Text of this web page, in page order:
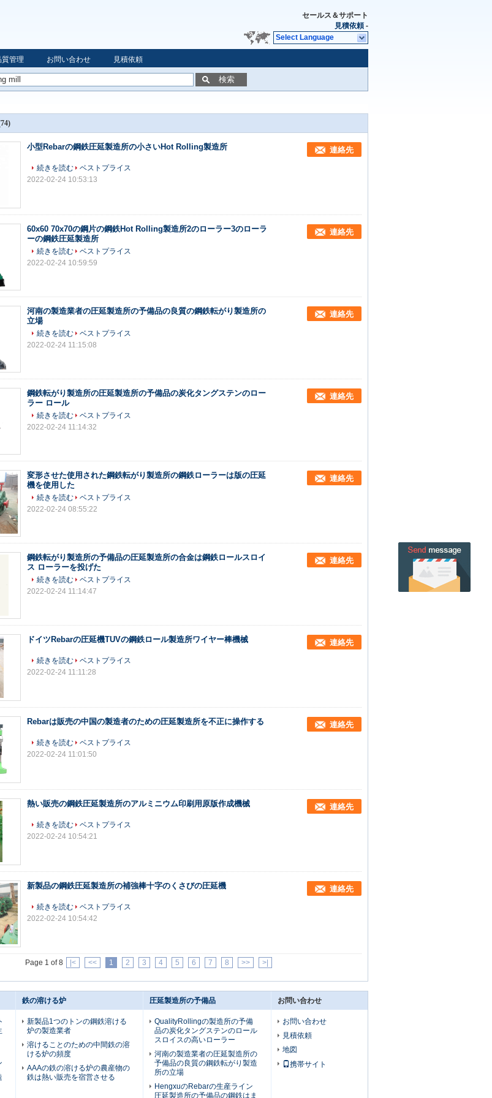
セールス＆サポート
見積依頼 -
Select Language
質管理 お問い合わせ 見積依頼
検索
小型Rebarの鋼鉄圧延製造所の小さいHot Rolling製造所 連絡先
続きを読む
ベストプライス
2022-02-24 10:53:13
60x60 70x70の鋼片の鋼鉄Hot Rolling製造所2のローラー3のローラ
ーの鋼鉄圧延製造所
連絡先
続きを読む
ベストプライス
2022-02-24 10:59:59
河南の製造業者の圧延製造所の予備品の良質の鋼鉄転がり製造所の
立場
連絡先
続きを読む
ベストプライス
2022-02-24 11:15:08
鋼鉄転がり製造所の圧延製造所の予備品の炭化タングステンのロー
ラー ロール
連絡先
続きを読む
ベストプライス
2022-02-24 11:14:32
変形させた使用された鋼鉄転がり製造所の鋼鉄ローラーは版の圧延
機を使用した
連絡先
続きを読む
ベストプライス
2022-02-24 08:55:22
鋼鉄転がり製造所の予備品の圧延製造所の合金は鋼鉄ロールスロイ
ス ローラーを投げた
連絡先
続きを読む
ベストプライス
2022-02-24 11:14:47
ドイツRebarの圧延機TUVの鋼鉄ロール製造所ワイヤー棒機械 連絡先
続きを読む
ベストプライス
2022-02-24 11:11:28
Rebarは販売の中国の製造者のための圧延製造所を不正に操作する 連絡先
続きを読む
ベストプライス
2022-02-24 11:01:50
熱い販売の鋼鉄圧延製造所のアルミニウム印刷用原版作成機械 連絡先
続きを読む
ベストプライス
2022-02-24 10:54:21
新製品の鋼鉄圧延製造所の補強棒十字のくさびの圧延機 連絡先
続きを読む
ベストプライス
2022-02-24 10:54:42
Page 1 of 8 |< << 1 2 3 4 5 6 7 8 >> >|
鉄の溶ける炉
新製品1つのトンの鋼鉄溶ける
炉の製造業者
溶けることのための中間鉄の溶
ける炉の頻度
AAAの鉄の溶ける炉の農産物の
鉄は熱い販売を宿営させる
圧延製造所の予備品
QualityRollingの製造所の予備
品の炭化タングステンのロール
スロイスの高いローラー
河南の製造業者の圧延製造所の
予備品の良質の鋼鉄転がり製造
所の立場
HengxuのRebarの生産ライン
圧延製造所の予備品の鋼鉄はま
お問い合わせ
お問い合わせ
見積依頼
地図
携帯サイト